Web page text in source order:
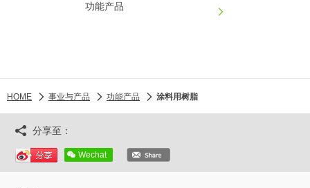
功能产品
HOME 事业与产品 功能产品 涂料用树脂
分享至：
Wechat